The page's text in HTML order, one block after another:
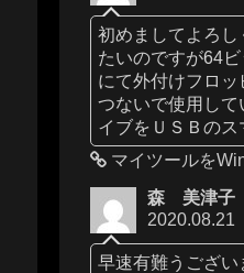
初めましてよろし
たいのですが64
にて外付けフロ
つないで使用して
イブをＵＳＢの
マイツールを
森 美津子
2020.08.21
早速有難うござい